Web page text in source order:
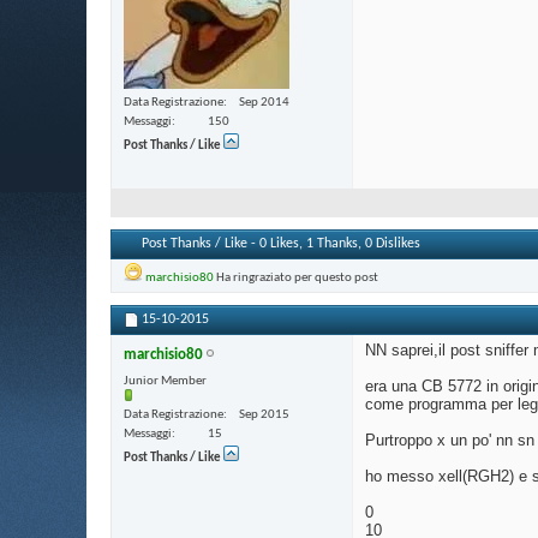
Data Registrazione
Sep 2014
Messaggi
150
Post Thanks / Like
Post Thanks / Like - 0 Likes, 1 Thanks, 0 Dislikes
marchisio80 Ha ringraziato per questo post
15-10-2015
marchisio80
Junior Member
Data Registrazione
Sep 2015
Messaggi
15
Post Thanks / Like
NN saprei,il post sniffer
era una CB 5772 in
come programma per
Purtroppo x un po' nn
ho messo xell(RGH2) e
0
10